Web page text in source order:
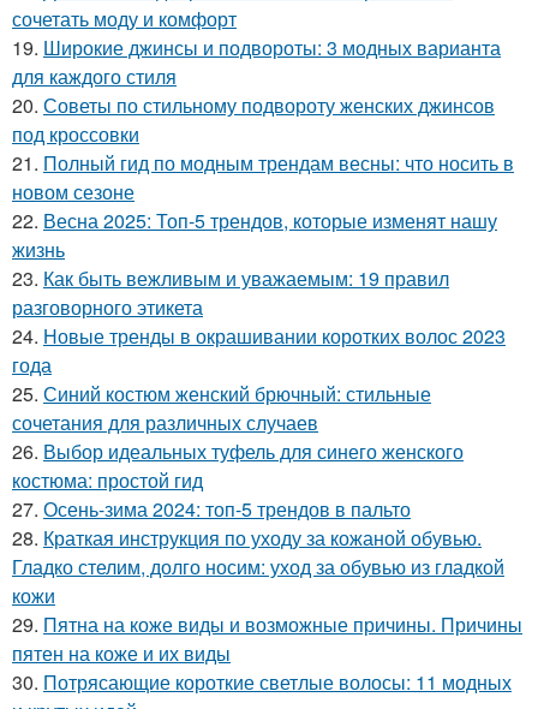
сочетать моду и комфорт
19. Широкие джинсы и подвороты: 3 модных варианта
для каждого стиля
20. Советы по стильному подвороту женских джинсов
под кроссовки
21. Полный гид по модным трендам весны: что носить в
новом сезоне
22. Весна 2025: Топ-5 трендов, которые изменят нашу
жизнь
23. Как быть вежливым и уважаемым: 19 правил
разговорного этикета
24. Новые тренды в окрашивании коротких волос 2023
года
25. Синий костюм женский брючный: стильные
сочетания для различных случаев
26. Выбор идеальных туфель для синего женского
костюма: простой гид
27. Осень-зима 2024: топ-5 трендов в пальто
28. Краткая инструкция по уходу за кожаной обувью.
Гладко стелим, долго носим: уход за обувью из гладкой
кожи
29. Пятна на коже виды и возможные причины. Причины
пятен на коже и их виды
30. Потрясающие короткие светлые волосы: 11 модных